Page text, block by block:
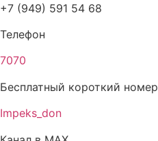
+7 (949) 591 54 68
Телефон
7070
Бесплатный короткий номер
Impeks_don